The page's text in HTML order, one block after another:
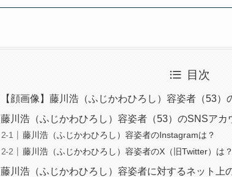
目次
【顔画像】藤川浩（ふじかわひろし）容姿者（53
藤川浩（ふじかわひろし）容姿者（53）のSNSアカ
藤川浩（ふじかわひろし）容姿者のInstagramは？
藤川浩（ふじかわひろし）容姿者のX（旧Twitter）は？
藤川浩（ふじかわひろし）容姿者に対するネット上